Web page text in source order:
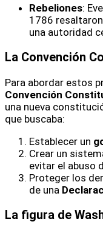
Rebeliones:
1786
una autoridad
La Convención
Para abordar estos
Convención
una nueva
que buscaba:
Establecer un
Crear un
evitar el abuso
Proteger los
de una
La figura de